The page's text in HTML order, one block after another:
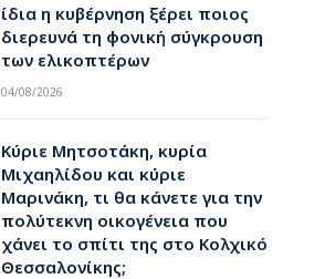
ίδια η κυβέρνηση ξέρει ποιος
διερευνά τη φονική σύγκρουση
των ελικοπτέρων
04/08/2026
Κύριε Μητσοτάκη, κυρία
Μιχαηλίδου και κύριε
Μαρινάκη, τι θα κάνετε για την
πολύτεκνη οικογένεια που
χάνει το σπίτι της στο Κολχικό
Θεσσαλονίκης;